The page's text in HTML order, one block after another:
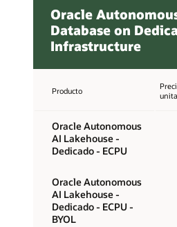
Oracle
Database on
Infrastructure
Producto
Oracle Autonomous
AI Lakehouse -
Dedicado - ECPU
Oracle Autonomous
AI Lakehouse -
Dedicado - ECPU -
BYOL